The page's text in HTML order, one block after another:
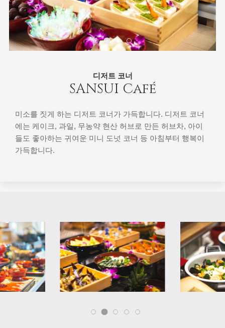
디저트 코너
SANSUI Café
미소를 짓게 하는 디저트 코너가 가득합니다. 디저트 코너
에는 케이크, 과일, 무농약 현산 허브로 만든 허브차, 아이
들도 좋아하는 귀여운 미니 도넛 코너 등 아침부터 행복이
가득합니다.